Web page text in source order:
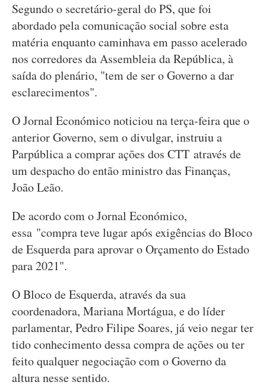
Segundo o secretário-geral do PS, que foi
abordado pela comunicação social sobre esta
matéria enquanto caminhava em passo acelerado
nos corredores da Assembleia da República, à
saída do plenário, "tem de ser o Governo a dar
esclarecimentos".
O Jornal Económico noticiou na terça-feira que o
anterior Governo, sem o divulgar, instruiu a
Parpública a comprar ações dos CTT através de
um despacho do então ministro das Finanças,
João Leão.
De acordo com o Jornal Económico,
essa "compra teve lugar após exigências do Bloco
de Esquerda para aprovar o Orçamento do Estado
para 2021".
O Bloco de Esquerda, através da sua
coordenadora, Mariana Mortágua, e do líder
parlamentar, Pedro Filipe Soares, já veio negar ter
tido conhecimento dessa compra de ações ou ter
feito qualquer negociação com o Governo da
altura nesse sentido.